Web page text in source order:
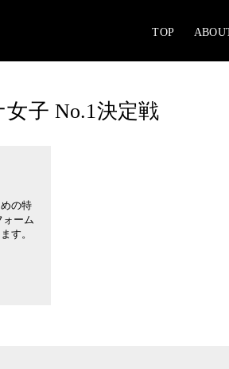
TOP
女子 No.1決定戦
の特
ーム
す。